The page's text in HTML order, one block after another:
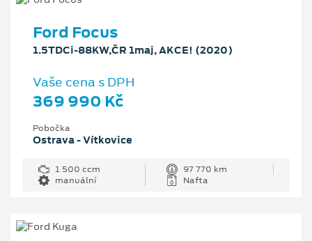
Ford Focus
1.5TDCi-88KW,ČR 1maj, AKCE! (2020)
Vaše cena s DPH
369 990 Kč
Pobočka
Ostrava - Vítkovice
1 500 ccm
97 770 km
manuální
Nafta